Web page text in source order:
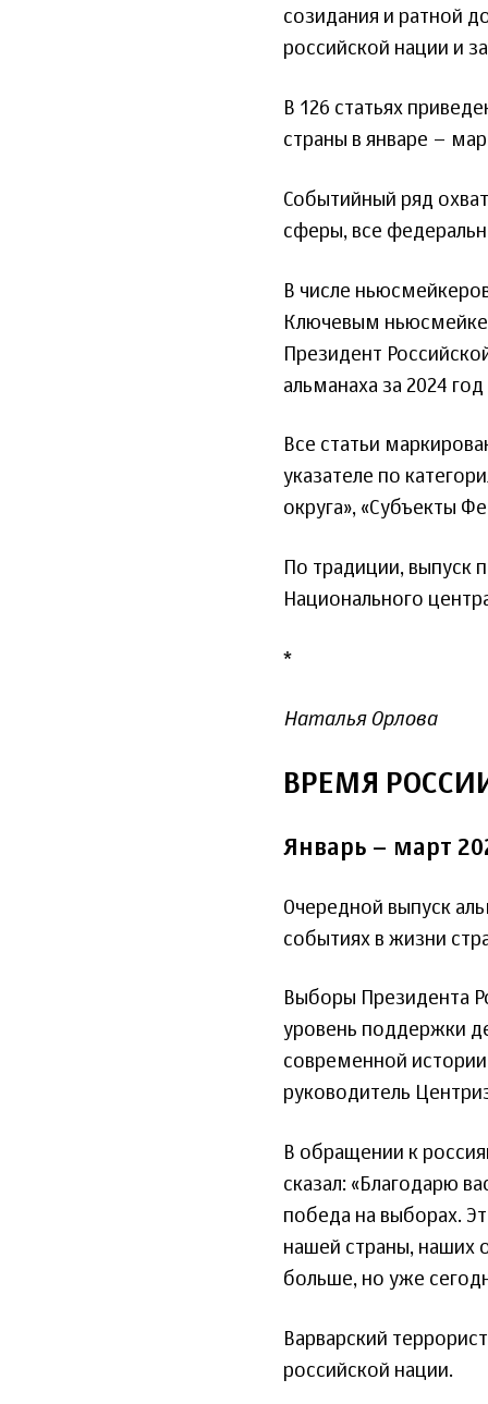
созидания и ратной
российской нации и
В 126 статьях
страны в январе –
Событийный ряд
сферы, все
В числе
Ключевым
Президент
альманаха за 2024
Все статьи
указателе по
округа», «Субъекты
По традиции, выпуск
Национального
*
Наталья Орлова
ВРЕМЯ
Январь – март
Очередной выпуск
событиях в жизни
Выборы Президента
уровень поддержки
современной
руководитель
В обращении к
сказал: «Благодарю
победа на выборах.
нашей страны, наших
больше, но уже
Варварский
российской нации.